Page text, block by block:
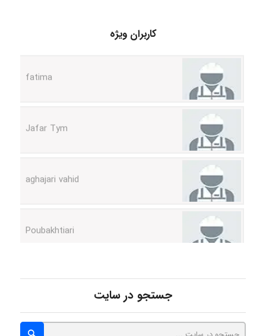
کاربران ویژه
جستجو در سایت